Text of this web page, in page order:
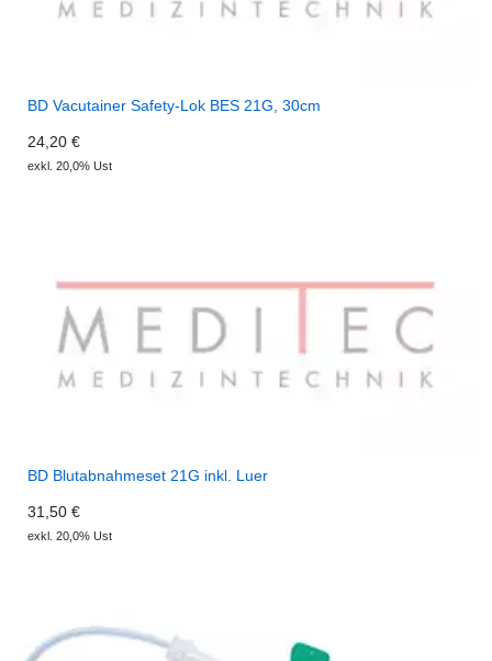
BD Vacutainer Safety-Lok BES 21G, 30cm
24,20 €
exkl. 20,0% Ust
BD Blutabnahmeset 21G inkl. Luer
31,50 €
exkl. 20,0% Ust